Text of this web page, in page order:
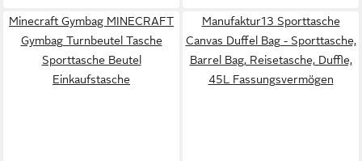
Minecraft Gymbag MINECRAFT
Gymbag Turnbeutel Tasche
Sporttasche Beutel
Einkaufstasche
Manufaktur13 Sporttasche
Canvas Duffel Bag - Sporttasche,
Barrel Bag, Reisetasche, Duffle,
45L Fassungsvermögen